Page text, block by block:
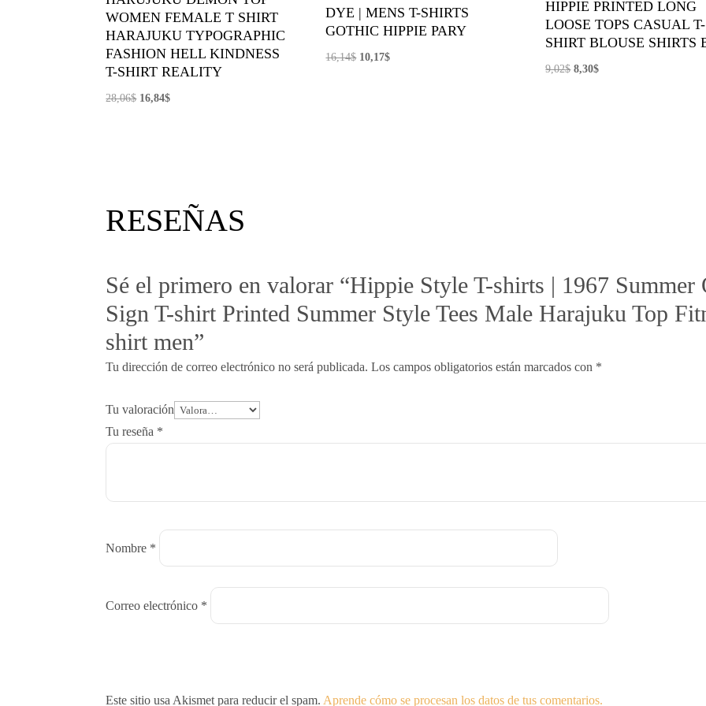
WOMEN FEMALE T SHIRT
HARAJUKU TYPOGRAPHIC
FASHION HELL KINDNESS
T-SHIRT REALITY
28,06$ El
16,84$El
DYE | MENS T-SHIRTS
GOTHIC HIPPIE PARY
16,14$ El
10,17$El
HIPPIE PRINTED LONG
LOOSE TOPS CASUAL T-
SHIRT BLOUSE SHIRTS
9,02$ El
8,30$El
RESEÑAS
Sé el primero en valorar “Hippie Style T-shirts | 1967
Sign T-shirt Printed Summer Style Tees Male Harajuku Top
shirt men”
Tu dirección de correo electrónico no será publicada. Los campos obligatorios están marcados con *
Tu valoración
Tu reseña *
Nombre *
Correo electrónico *
Este sitio usa Akismet para reducir el spam. Aprende cómo se procesan los datos de tus comentarios.